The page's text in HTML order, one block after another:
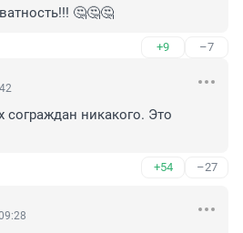
🤔🤔🤔
+9 –7
никакого. Это
+54 –27